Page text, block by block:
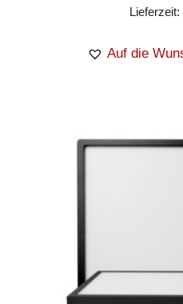
Lieferzeit:
Auf die